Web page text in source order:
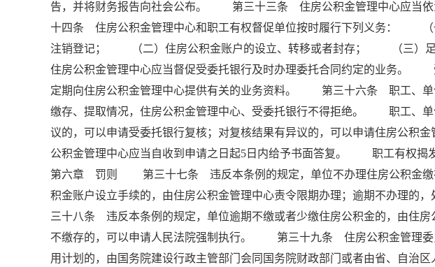
告，并将财务报告向社会公布。 第三十三条 住房公积金管理中心应当
十四条 住房公积金管理中心和职工有权督促单位按时履行下列义务： （
注销登记； （二）住房公积金账户的设立、转移或者封存； （三
住房公积金管理中心应当督促受委托银行及时办理委托合同约定的业务。
定期向住房公积金管理中心提供有关的业务资料。 第三十六条 职工、单
缴存、提取情况，住房公积金管理中心、受委托银行不得拒绝。 职工、单
议的，可以申请受委托银行复核；对复核结果有异议的，可以申请住房公积
公积金管理中心应当自收到申请之日起5日内给予书面答复。 职工有权揭
第六章 罚则 第三十七条 违反本条例的规定，单位不办理住房公积金缴
积金账户设立手续的，由住房公积金管理中心责令限期办理；逾期不办理
三十八条 违反本条例的规定，单位逾期不缴或者少缴住房公积金的，由住房
不缴存的，可以申请人民法院强制执行。 第三十九条 住房公积金管理委
用计划的，由国务院建设行政主管部门会同国务院财政部门或者由省、自治